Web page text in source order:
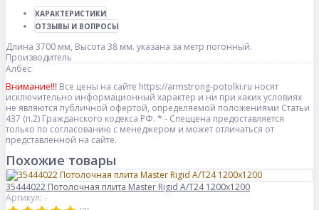
ХАРАКТЕРИСТИКИ
ОТЗЫВЫ И ВОПРОСЫ
Длина 3700 мм, Высота 38 мм. указана за метр погонный.
Производитель
Албес
Внимание!!! Все цены на сайте https://armstrong-potolki.ru носят
исключительно информационный характер и ни при каких условиях
не являются публичной офертой, определяемой положениями Статьи
437 (п.2) Гражданского кодекса РФ. * - Спеццена предоставляется
только по согласованию с менеджером и может отличаться от
представленной на сайте.
Похожие товары
35444022 Потолочная плита Master Rigid A/T24 1200x1200
Артикул: -